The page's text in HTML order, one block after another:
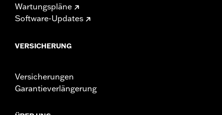
Wartungspläne
Software-Updates
VERSICHERUNG
Versicherungen
Garantieverlängerung